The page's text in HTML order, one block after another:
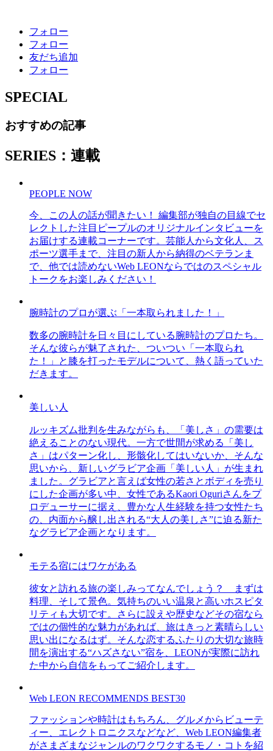
フォロー
フォロー
友だち追加
フォロー
SPECIAL
おすすめの記事
SERIES：連載
PEOPLE NOW
今、この人の話が聞きたい！ 編集部が独自の目線でセ
レクトした注目ピープルのオリジナルインタビューを
お届けする連載コーナーです。芸能人から文化人、ス
ポーツ選手まで、注目の新人から納得のベテランま
で、他では読めないWeb LEONならではのスペシャル
トークをお楽しみください！
腕時計のプロが選ぶ「一本取られました！」
数多の腕時計を日々目にしている腕時計のプロたち。
そんな彼らが魅了された、ついつい「一本取られ
た！」と膝を打ったモデルについて、熱く語っていた
だきます。
美しい人
ルッキズム批判を生みながらも、「美しさ」の需要は
絶えることのない現代。一方で世間が求める「美し
さ」はパターン化し、形骸化してはいないか、そんな
思いから、新しいグラビア企画「美しい人」が生まれ
ました。グラビアと言えば女性の若さとボディを売り
にした企画が多い中、女性であるKaori Oguriさんをプ
ロデューサーに据え、豊かな人生経験を持つ女性たち
の、内面から醸し出される“大人の美しさ”に迫る新た
なグラビア企画となります。
モテる宿にはワケがある
彼女と訪れる旅の楽しみってなんでしょう？ まずは
料理、そして景色。気持ちのいい温泉と高いホスピタ
リティも大切です。さらに設えや歴史などその宿なら
ではの個性的な魅力があれば、旅はきっと素晴らしい
思い出になるはず。そんな恋するふたりの大切な旅時
間を演出する“ハズさない”宿を、LEONが実際に訪れ
た中から自信をもってご紹介します。
Web LEON RECOMMENDS BEST30
ファッションや時計はもちろん、グルメからビューテ
ィー、エレクトロニクスなどなど、Web LEON編集者
がさまざまなジャンルのワクワクするモノ・コトを紹